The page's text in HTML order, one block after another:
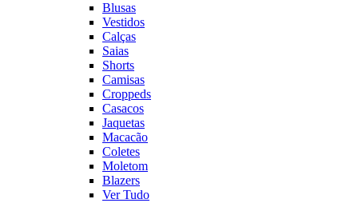
Blusas
Vestidos
Calças
Saias
Shorts
Camisas
Croppeds
Casacos
Jaquetas
Macacão
Coletes
Moletom
Blazers
Ver Tudo